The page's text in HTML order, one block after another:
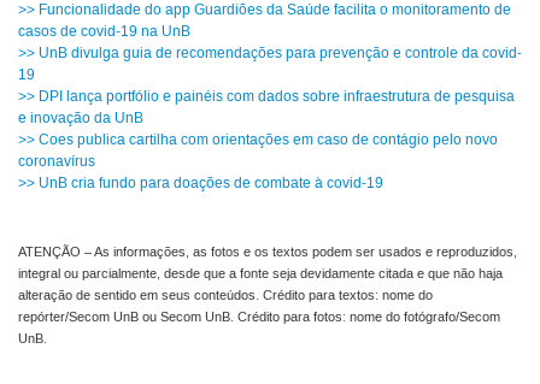
>> Funcionalidade do app Guardiões da Saúde facilita o monitoramento de
casos de covid-19 na UnB
>> UnB divulga guia de recomendações para prevenção e controle da covid-
19
>> DPI lança portfólio e painéis com dados sobre infraestrutura de pesquisa
e inovação da UnB
>> Coes publica cartilha com orientações em caso de contágio pelo novo
coronavírus
>> UnB cria fundo para doações de combate à covid-19
ATENÇÃO – As informações, as fotos e os textos podem ser usados e reproduzidos,
integral ou parcialmente, desde que a fonte seja devidamente citada e que não haja
alteração de sentido em seus conteúdos. Crédito para textos: nome do
repórter/Secom UnB ou Secom UnB. Crédito para fotos: nome do fotógrafo/Secom
UnB.